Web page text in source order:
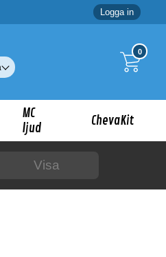
Logga in
0
MC
ljud
ChevaKit
Visa